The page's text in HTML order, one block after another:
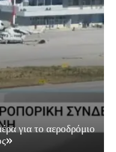
για το αεροδρόμιο